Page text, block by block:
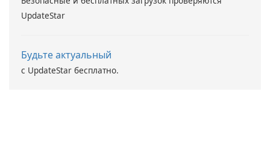
UpdateStar
Будьте актуальный
с UpdateStar бесплатно.